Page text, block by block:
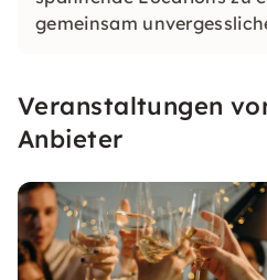
gemeinsam
erwarten dich Events, die
und lange in Erinnerung
Veranstaltungen
Anbieter